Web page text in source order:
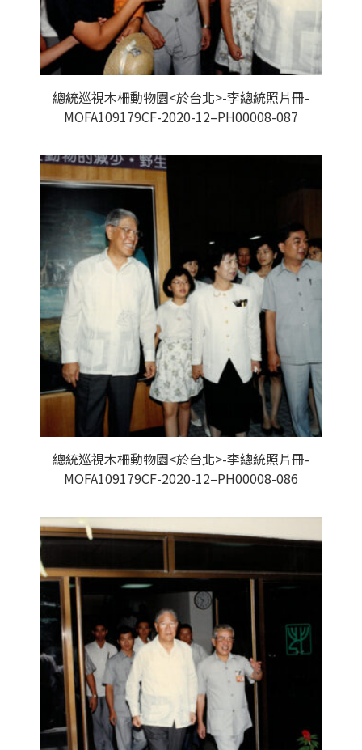
總統巡視木柵動物園<於台北>-李總統照片冊-
MOFA109179CF-2020-12–PH00008-087
總統巡視木柵動物園<於台北>-李總統照片冊-
MOFA109179CF-2020-12–PH00008-086